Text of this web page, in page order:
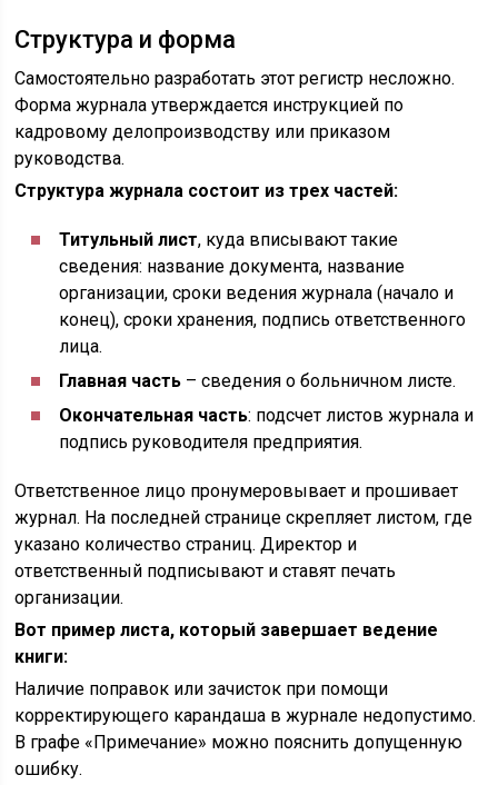
Структура и форма
Самостоятельно разработать этот регистр несложно.
Форма журнала утверждается инструкцией по
кадровому делопроизводству или приказом
руководства.
Структура журнала состоит из трех частей:
Титульный лист, куда вписывают такие
сведения: название документа, название
организации, сроки ведения журнала (начало и
конец), сроки хранения, подпись ответственного
лица.
Главная часть – сведения о больничном листе.
Окончательная часть: подсчет листов журнала и
подпись руководителя предприятия.
Ответственное лицо пронумеровывает и прошивает
журнал. На последней странице скрепляет листом, где
указано количество страниц. Директор и
ответственный подписывают и ставят печать
организации.
Вот пример листа, который завершает ведение
книги:
Наличие поправок или зачисток при помощи
корректирующего карандаша в журнале недопустимо.
В графе «Примечание» можно пояснить допущенную
ошибку.